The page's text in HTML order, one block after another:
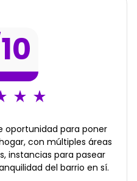
oportunidad para poner
con múltiples áreas
instancias para pasear
del barrio en sí.